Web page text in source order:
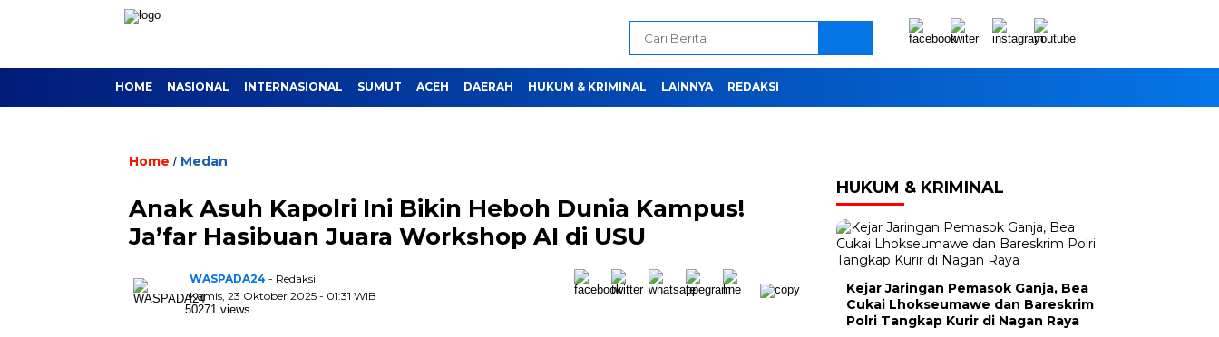
HOME NASIONAL INTERNASIONAL SUMUT ACEH DAERAH HUKUM & KRIMINAL LAINNYA REDAKSI
Home / Medan
Anak Asuh Kapolri Ini Bikin Heboh Dunia Kampus!
Ja’far Hasibuan Juara Workshop AI di USU
WASPADA24 - Redaksi
Kamis, 23 Oktober 2025 - 01:31 WIB
50271 views
HUKUM & KRIMINAL
Kejar Jaringan Pemasok Ganja, Bea
Cukai Lhokseumawe dan Bareskrim
Polri Tangkap Kurir di Nagan Raya